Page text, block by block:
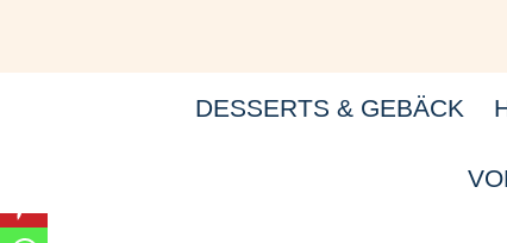
DESSERTS & GEBÄCK